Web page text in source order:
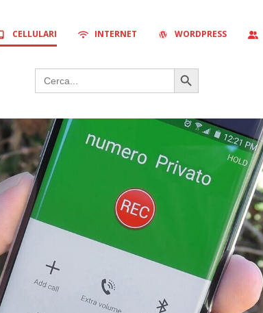
CELLULARI INTERNET WORDPRESS
Search
for:
Search Button